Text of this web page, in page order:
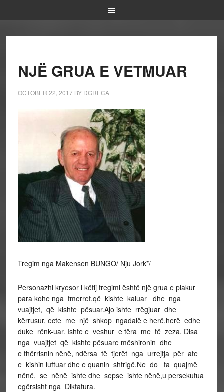
NJË GRUA E VETMUAR
OCTOBER 22, 2017BY DGRECA
Tregim nga Makensen BUNGO/ Nju Jork*/
Personazhi kryesor i këtij tregimi është një grua e plakur
para kohe nga tmerret,që kishte kaluar dhe nga
vuajtjet, që kishte pësuar.Ajo ishte rrëgjuar dhe
kërrusur, ecte me një shkop ngadalë e herë,herë edhe
duke rënk-uar. Ishte e veshur e tëra me të zeza. Disa
nga vuajtjet që kishte pësuare mëshironin dhe
e thërrisnin nënë, ndërsa të tjerët nga urrejtja për ate
e kishin luftuar dhe e quanin shtrigë.Ne do ta quajmë
nënë, se nënë ishte dhe sepse ishte nënë,u persekutua
egërsisht nga Diktatura.